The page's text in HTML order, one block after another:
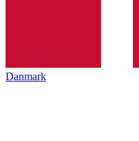
Danmark